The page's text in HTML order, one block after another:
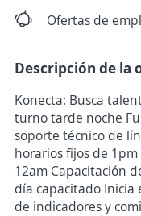
Ofertas de
Descripción de la
Konecta: Busca
turno tarde noche
soporte técnico de
horarios fijos de
12am Capacitación
día capacitado Inicia
de indicadores y